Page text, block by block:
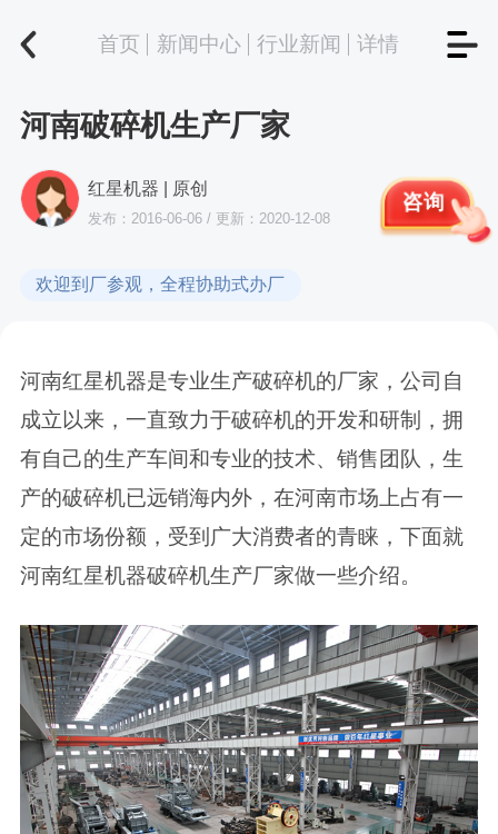
首页 新闻中心 行业新闻 详情
河南破碎机生产厂家
红星机器 | 原创
发布：2016-06-06 / 更新：2020-12-08
咨询
欢迎到厂参观，全程协助式办厂
河南红星机器是专业生产破碎机的厂家，公司自
成立以来，一直致力于破碎机的开发和研制，拥
有自己的生产车间和专业的技术、销售团队，生
产的破碎机已远销海内外，在河南市场上占有一
定的市场份额，受到广大消费者的青睐，下面就
河南红星机器破碎机生产厂家做一些介绍。